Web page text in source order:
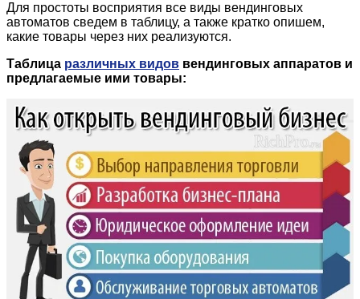
Для простоты восприятия все виды вендинговых
автоматов сведем в таблицу, а также кратко опишем,
какие товары через них реализуются.
Таблица различных видов вендинговых аппаратов и
предлагаемые ими товары: